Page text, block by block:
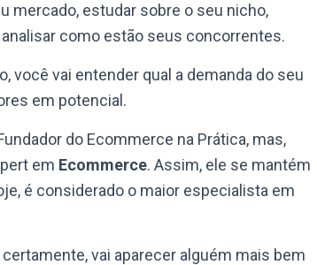
mercado, estudar sobre o seu nicho,
como estão seus concorrentes.
você vai entender qual a demanda do seu
em potencial.
do Ecommerce na Prática, mas,
em Ecommerce. Assim, ele se mantém
é considerado o maior especialista em
vai aparecer alguém mais bem